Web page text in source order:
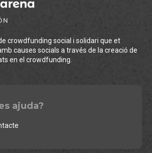
crowdfunding social i solidari que et
causes socials a través de la creació de
en el crowdfunding.
ajuda?